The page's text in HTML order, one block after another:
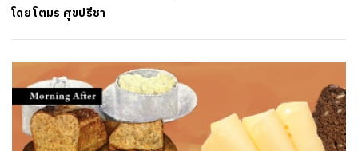
โดยโตมร ศุขปรีชา